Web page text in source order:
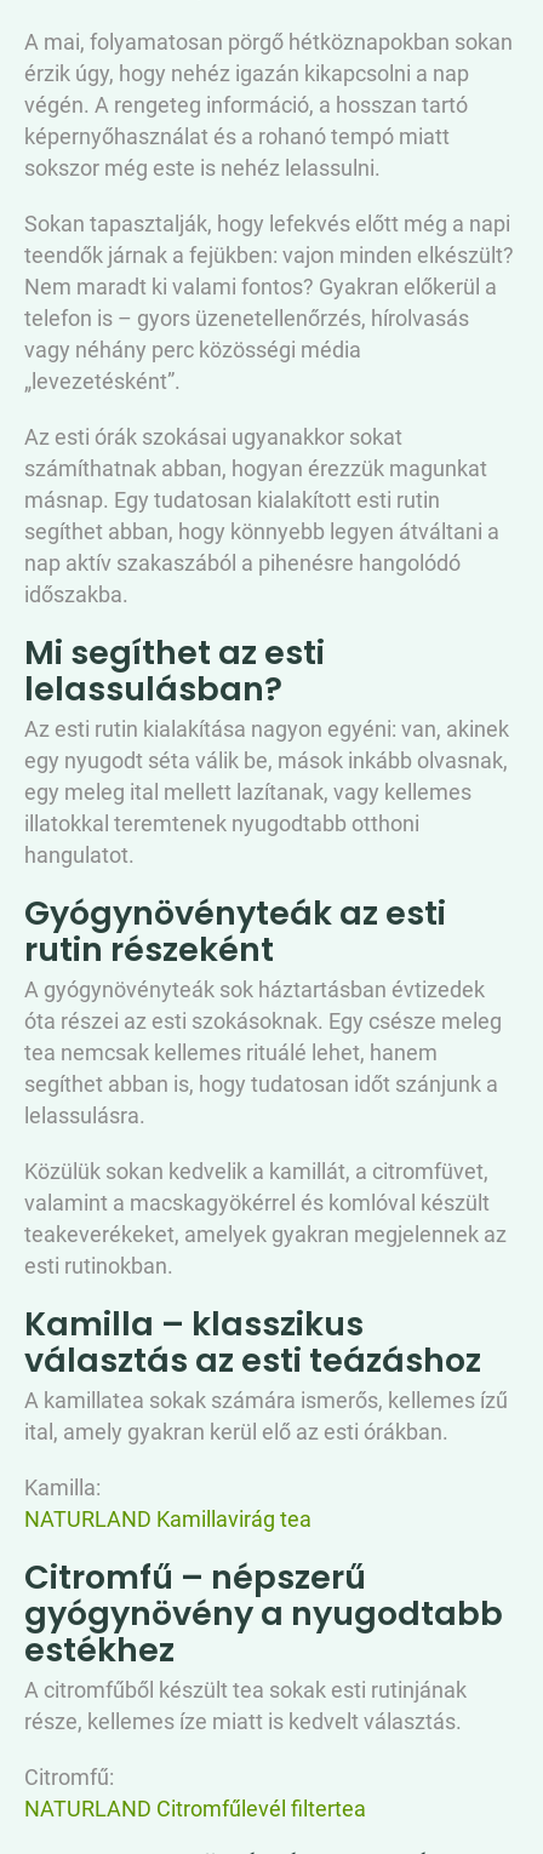
A mai, folyamatosan pörgő hétköznapokban sokan
érzik úgy, hogy nehéz igazán kikapcsolni a nap
végén. A rengeteg információ, a hosszan tartó
képernyőhasználat és a rohanó tempó miatt
sokszor még este is nehéz lelassulni.
Sokan tapasztalják, hogy lefekvés előtt még a napi
teendők járnak a fejükben: vajon minden elkészült?
Nem maradt ki valami fontos? Gyakran előkerül a
telefon is – gyors üzenetellenőrzés, hírolvasás
vagy néhány perc közösségi média
„levezetésként”.
Az esti órák szokásai ugyanakkor sokat
számíthatnak abban, hogyan érezzük magunkat
másnap. Egy tudatosan kialakított esti rutin
segíthet abban, hogy könnyebb legyen átváltani a
nap aktív szakaszából a pihenésre hangolódó
időszakba.
Mi segíthet az esti
lelassulásban?
Az esti rutin kialakítása nagyon egyéni: van, akinek
egy nyugodt séta válik be, mások inkább olvasnak,
egy meleg ital mellett lazítanak, vagy kellemes
illatokkal teremtenek nyugodtabb otthoni
hangulatot.
Gyógynövényteák az esti
rutin részeként
A gyógynövényteák sok háztartásban évtizedek
óta részei az esti szokásoknak. Egy csésze meleg
tea nemcsak kellemes rituálé lehet, hanem
segíthet abban is, hogy tudatosan időt szánjunk a
lelassulásra.
Közülük sokan kedvelik a kamillát, a citromfüvet,
valamint a macskagyökérrel és komlóval készült
teakeverékeket, amelyek gyakran megjelennek az
esti rutinokban.
Kamilla – klasszikus
választás az esti teázáshoz
A kamillatea sokak számára ismerős, kellemes ízű
ital, amely gyakran kerül elő az esti órákban.
Kamilla:
NATURLAND Kamillavirág tea
Citromfű – népszerű
gyógynövény a nyugodtabb
estékhez
A citromfűből készült tea sokak esti rutinjának
része, kellemes íze miatt is kedvelt választás.
Citromfű:
NATURLAND Citromfűlevél filtertea